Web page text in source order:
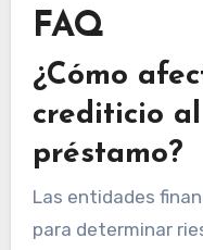
FAQ
¿Cómo
crediticio
préstamo?
Las entidades
para determinar